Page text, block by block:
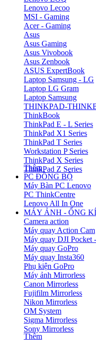
Lenovo Lecoo
MSI - Gaming
Acer - Gaming
Asus
Asus Gaming
Asus Vivobook
Asus Zenbook
ASUS ExpertBook
Laptop Samsung - LG
Laptop LG Gram
Laptop Samsung
THINKPAD-
ThinkBook
ThinkPad E - L Series
ThinkPad X1 Series
ThinkPad T Series
Workstation P Series
ThinkPad X Series
ThinkPad Z Series
Thêm
PC ĐỒNG BỘ
Máy Bàn PC Lenovo
PC ThinkCentre
Lenovo All In One
MÁY ẢNH - ỐNG
Camera action
Máy quay Action Cam
Máy quay DJI Pocket
Máy quay GoPro
Máy quay Insta360
Phụ kiện GoPro
Máy ảnh Mirrorless
Canon Mirrorless
Fujifilm Mirrorless
Nikon Mirrorless
OM System
Sigma Mirrorless
Sony Mirrorless
Thêm